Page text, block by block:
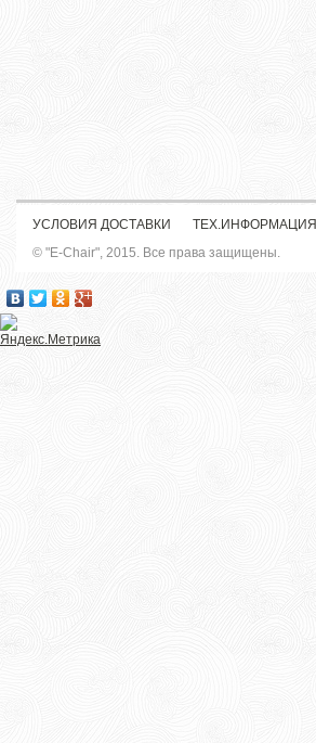
УСЛОВИЯ ДОСТАВКИ ТЕХ.ИНФОРМАЦИЯ
© "E-Chair", 2015. Все права защищены.